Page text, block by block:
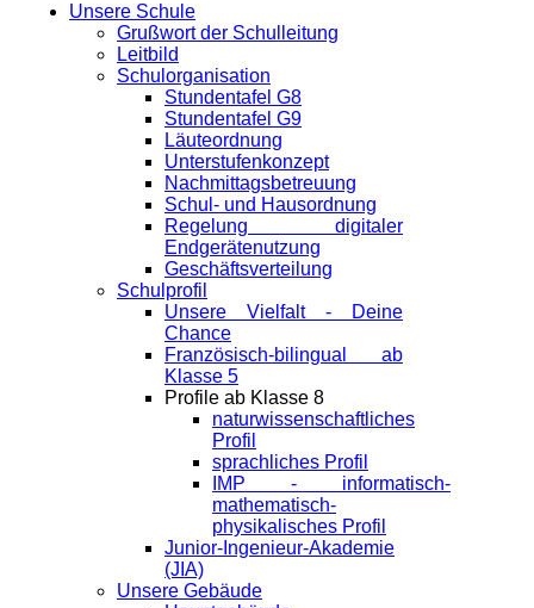
Unsere Schule
Grußwort der Schulleitung
Leitbild
Schulorganisation
Stundentafel G8
Stundentafel G9
Läuteordnung
Unterstufenkonzept
Nachmittagsbetreuung
Schul- und Hausordnung
Regelung digitaler
Endgeräte­nutzung
Geschäftsverteilung
Schulprofil
Unsere Vielfalt - Deine
Chance
Französisch-bilingual ab
Klasse 5
Profile ab Klasse 8
naturwissenschaftliches
Profil
sprachliches Profil
IMP - informatisch-
mathematisch-
physikalisches Profil
Junior-Ingenieur-Akademie
(JIA)
Unsere Gebäude